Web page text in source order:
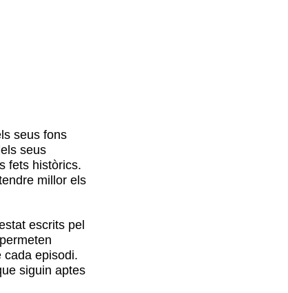
seus fons
seus
fets històrics.
millor els
escrits pel
cada episodi.
siguin aptes